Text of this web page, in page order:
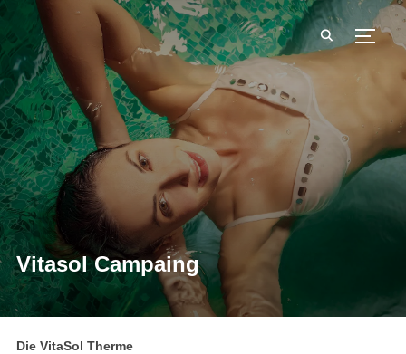
Vitasol Campaing
Die VitaSol Therme